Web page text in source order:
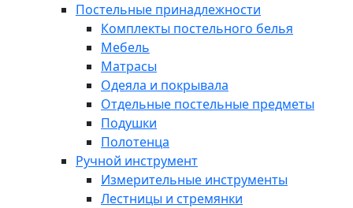
Постельные принадлежности
Комплекты постельного белья
Мебель
Матрасы
Одеяла и покрывала
Отдельные постельные предметы
Подушки
Полотенца
Ручной инструмент
Измерительные инструменты
Лестницы и стремянки